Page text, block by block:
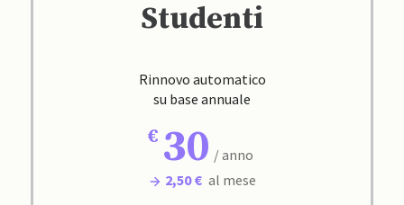
Studenti
Rinnovo automatico
su base annuale
30 / anno
2,50 € al mese